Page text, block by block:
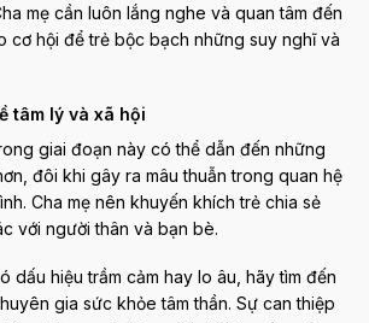
mẹ cần luôn lắng nghe và quan tâm đến
cơ hội để trẻ bộc bạch những suy nghĩ và
tâm lý và xã hội
giai đoạn này có thể dẫn đến những
đôi khi gây ra mâu thuẫn trong quan hệ
Cha mẹ nên khuyến khích trẻ chia sẻ
với người thân và bạn bè.
dấu hiệu trầm cảm hay lo âu, hãy tìm đến
gia sức khỏe tâm thần. Sự can thiệp